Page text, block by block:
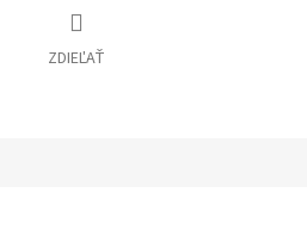
ZDIEĽAŤ